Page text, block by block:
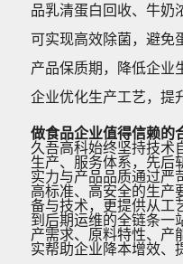
品乳清蛋白回收、牛奶
可实现高效除菌，避免
产品保质期，降低企业
企业优化生产工艺，提
做食品企业值得信赖的
久吾高科始终坚持技术
生产、服务体系，先后
实力与产品品质通过严
高标准、高安全的生产
备与技术，更提供从工
到后期运维的全链条一
产需求、原料特性、产
实帮助企业降本增效、